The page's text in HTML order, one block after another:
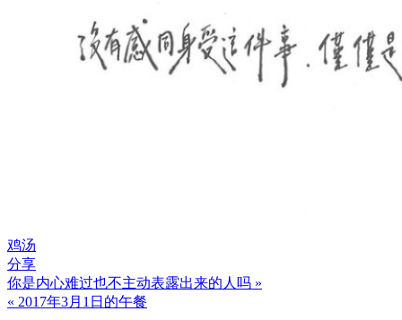
鸡汤
分享
文
你是内心难过也不主动表露出来的人吗 »
« 2017年3月1日的午餐